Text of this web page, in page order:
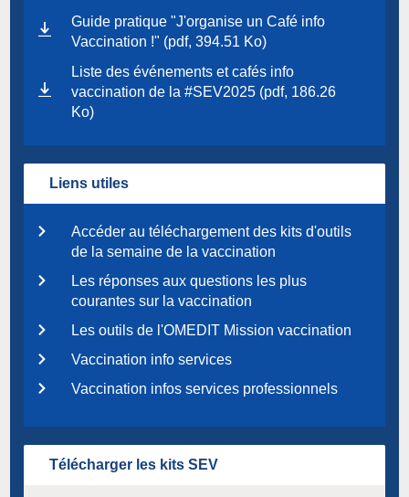
Guide pratique "J'organise un Café info
Vaccination !" (pdf, 394.51 Ko)
Liste des événements et cafés info
vaccination de la #SEV2025 (pdf, 186.26
Ko)
Liens utiles
Accéder au téléchargement des kits d'outils
de la semaine de la vaccination
Les réponses aux questions les plus
courantes sur la vaccination
Les outils de l'OMEDIT Mission vaccination
Vaccination info services
Vaccination infos services professionnels
Télécharger les kits SEV